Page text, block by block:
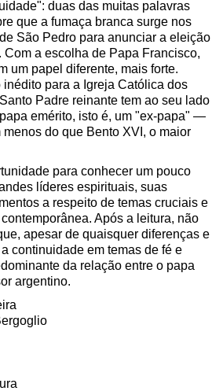
duas das muitas palavras
que a fumaça branca surge nos
São Pedro para anunciar a eleição
Com a escolha de Papa Francisco,
um papel diferente, mais forte.
para a Igreja Católica dos
Padre reinante tem ao seu lado
emérito, isto é, um "ex-papa" —
do que Bento XVI, o maior
para conhecer um pouco
líderes espirituais, suas
a respeito de temas cruciais e
Após a leitura, não
apesar de quaisquer diferenças e
continuidade em temas de fé e
da relação entre o papa
argentino.